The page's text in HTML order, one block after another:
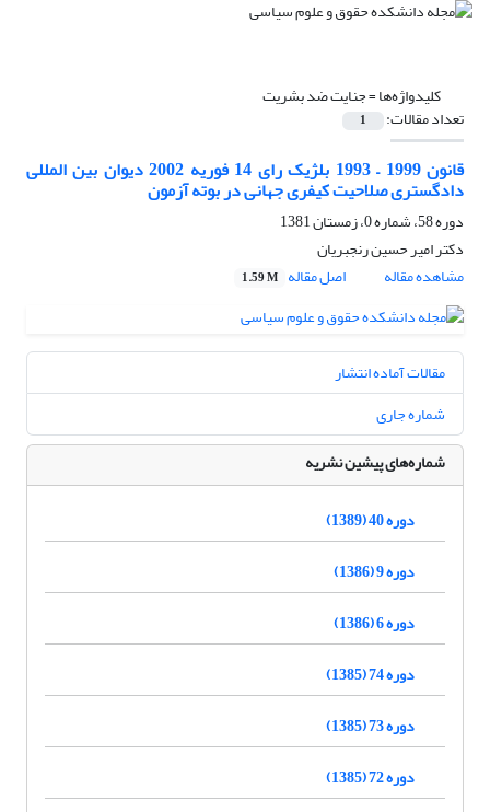
کلیدواژه‌ها =جنایت ضد بشریت
تعداد مقالات: 1
قانون 1999 – 1993 بلژیک رای 14 فوریه 2002 دیوان بین المللی
دادگستری صلاحیت کیفری جهانی در بوته آزمون
دوره 58، شماره 0، زمستان 1381
دکتر امیر حسین رنجبریان
مشاهده مقاله
اصل مقاله 1.59 M
مقالات آماده انتشار
شماره جاری
شماره‌های پیشین نشریه
دوره 40 (1389)
دوره 9 (1386)
دوره 6 (1386)
دوره 74 (1385)
دوره 73 (1385)
دوره 72 (1385)